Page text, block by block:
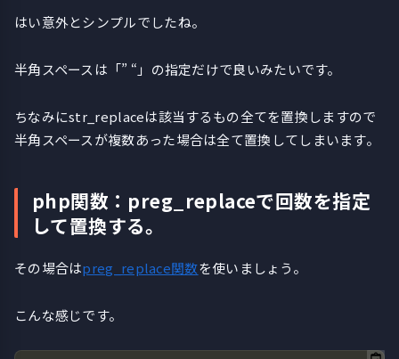
はい意外とシンプルでしたね。
半角スペースは「” “」の指定だけで良いみたいです。
ちなみにstr_replaceは該当するもの全てを置換しますので
半角スペースが複数あった場合は全て置換してしまいます。
php関数：preg_replaceで回数を指定
して置換する。
その場合はpreg_replace関数を使いましょう。
こんな感じです。